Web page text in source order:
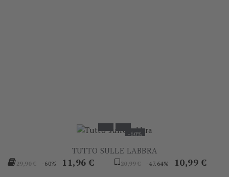
-60%
TUTTO SULLE LABBRA
Prezzo
29,90 € -60% Prezzo
11,96 €
Prezzo
20,99 € -47.64% Prezzo
10,99 €